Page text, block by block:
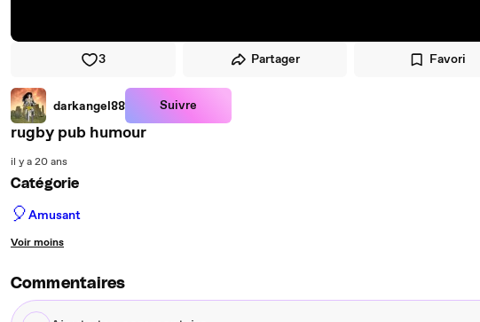
3 Partager Favori
darkangel88 Suivre
rugby pub humour
il y a 20 ans
Catégorie
🎈Amusant
Voir moins
Commentaires